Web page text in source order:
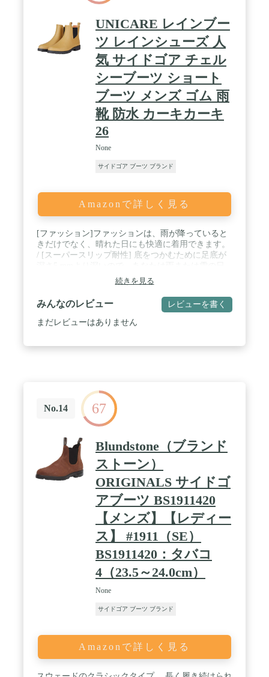
リですが、ブーツファッション は今時 オールシー
ズン ですので アメカジ系 や アウトドア系スタイル
にもおすすめです。ワイルドなイメージが強いこと
もあって、清潔感がある着こなしと縁遠いと思われ
がちなミリタリースタイル。しかし、最近はネイビ
ーカラーのミリタリーアイテムが多く展開された
り、トレンドアイテムと合わせて簡単にクリーンに
も着こなせるようになっているんです。ですので足
下のミリタリーブーツは街スタイルでも定番のおし
ゃれアイテムとなっています。ファッション または
装備 にあわせて 2色 の カラー バリエーション をご
と 砂漠部隊 風な ベージュ となります。 / 両足 内側
に サイドジッパー が付いている為、脱履きが容易
イカットブーツ に ありがちな 「いちいち靴紐を緩
し堅めの素材でできていますので、クラッチ操作の
多いバイカーズ達にも好評をいただいています。フ
いアイテムとなります。 / 今回 サイドジッパー 選
定にあたり ジャパン ＹＫＫ 商品企画室 に 監修 い
ただき、使用用途 から 耐久性 や 滑り を 考慮して
備。過去の 当社商品 の 弱点を カバー した まさに
第三世代 の 新 サイドジッパー ブーツ と なってい
ます。素材は 合皮×ナイロン となっています。
（注：皮部分もございますので 完全防水ではありま
せん。必要であれば市販の 防水スプレー を併用く
UNICARE レインブー
ツ レインシューズ 人
気 サイドゴア チェル
シーブーツ ショート
ブーツ メンズ ゴム 雨
靴 防水 カーキカーキ
26
None
サイドゴア ブーツ ブランド
Amazonで詳しく見る
[ファッション]ファッションは、雨が降っていると
きだけでなく、晴れた日にも快適に着用できます。
/ [スーパースリップ耐性] 底をつかむために足底が
に滑ることを心配することなくそれを安全に着るこ
とができます。 / [性能] 弾性部分の下，完全防水 防
水深度：9cm+ / [快適]ポリエステル/コットンライニ
ング/インソール素材、汗を吸収しやすい。形のイン
ソールは、より快適な試着を可能にします。 / [脱着
続きを見る
みんなのレビュー レビューを書く
まだレビューはありません
No.14 67
Blundstone（ブランド
ストーン）
ORIGINALS サイドゴ
アブーツ BS1911420
【メンズ】【レディー
ス】 #1911（SE）
BS1911420：タバコ
4（23.5～24.0cm）
None
サイドゴア ブーツ ブランド
Amazonで詳しく見る